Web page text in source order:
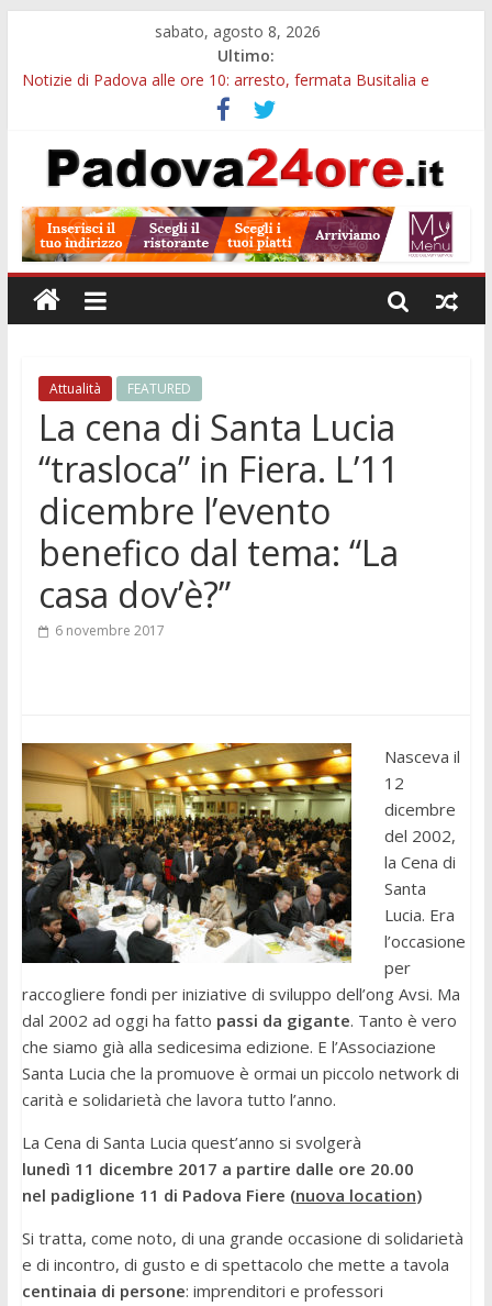
sabato, agosto 8, 2026
Ultimo:
Notizie di Padova alle ore 10: arresto, fermata Busitalia e
Notizie di Padova alle ore 23: maltrattamenti, arresto a
Limena e progetto Cool Shop
Bando sicurezza urbana Veneto: 650mila euro per Comuni e
Sicurezza esodo estivo Padova: più controlli su strade, stazioni
e treni
Bonus trasporto pubblico Veneto: 200 euro per l’abbonamento
annuale
Attualità FEATURED
La cena di Santa Lucia
“trasloca” in Fiera. L’11
dicembre l’evento
benefico dal tema: “La
casa dov’è?”
6 novembre 2017
Nasceva il
12
dicembre
del 2002,
la Cena di
Santa
Lucia. Era
l’occasione
per
raccogliere fondi per iniziative di sviluppo dell’ong Avsi. Ma
dal 2002 ad oggi ha fatto passi da gigante. Tanto è vero
che siamo già alla sedicesima edizione. E l’Associazione
Santa Lucia che la promuove è ormai un piccolo network di
carità e solidarietà che lavora tutto l’anno.
La Cena di Santa Lucia quest’anno si svolgerà
lunedì 11 dicembre 2017 a partire dalle ore 20.00
nel padiglione 11 di Padova Fiere (nuova location)
Si tratta, come noto, di una grande occasione di solidarietà
e di incontro, di gusto e di spettacolo che mette a tavola
centinaia di persone: imprenditori e professori